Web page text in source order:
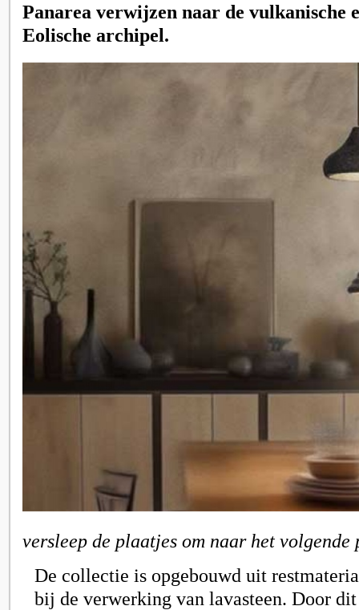
Panarea verwijzen naar de vulkanische
Eolische archipel.
versleep de plaatjes om naar het
De collectie is opgebouwd uit
bij de verwerking van lavasteen. Door